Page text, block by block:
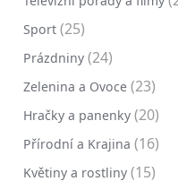
Sport (25)
Prázdniny (24)
Zelenina a Ovoce (23)
Hračky a panenky (20)
Přírodní a Krajina (16)
Květiny a rostliny (15)